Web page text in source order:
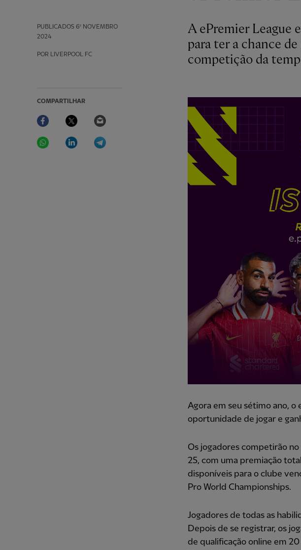
PUBLICADOS 6º NOVEMBRO
2024
POR LIVERPOOL FC
COMPARTILHAR
Facebook Twitter
WhatsAppLinkedIn
A ePremier League
para ter a chance
competição da
Agora em seu sétimo ano, o
oportunidade de jogar e
Os jogadores competirão
25, com uma premiação
disponíveis para o clube
Pro World Championships.
Jogadores de todas as
Depois de se registrar, os
de qualificação online em